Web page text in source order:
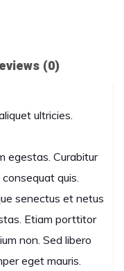
(0)
ultricies.
egestas. Curabitur
quis.
senectus et netus
Etiam porttitor
non. Sed libero
eget mauris.